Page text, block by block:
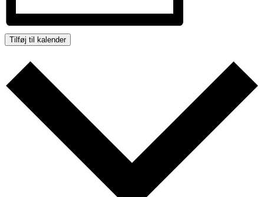
Tilføj til kalender